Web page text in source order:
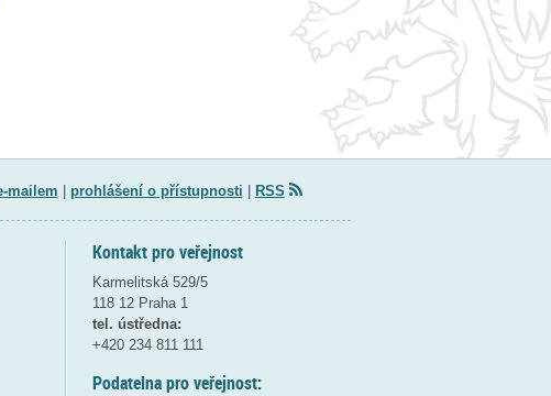
mailem prohlášení o přístupnosti RSS
Kontakt pro veřejnost
Karmelitská 529/5
118 12 Praha 1
tel. ústředna:
+420 234 811 111
Podatelna pro veřejnost: